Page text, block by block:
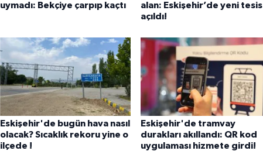
uymadı: Bekçiye çarpıp kaçtı
alan: Eskişehir’de yeni tesis
açıldı!
Eskişehir'de bugün hava nasıl
olacak? Sıcaklık rekoru yine o
ilçede !
Eskişehir'de tramvay
durakları akıllandı: QR kod
uygulaması hizmete girdi!